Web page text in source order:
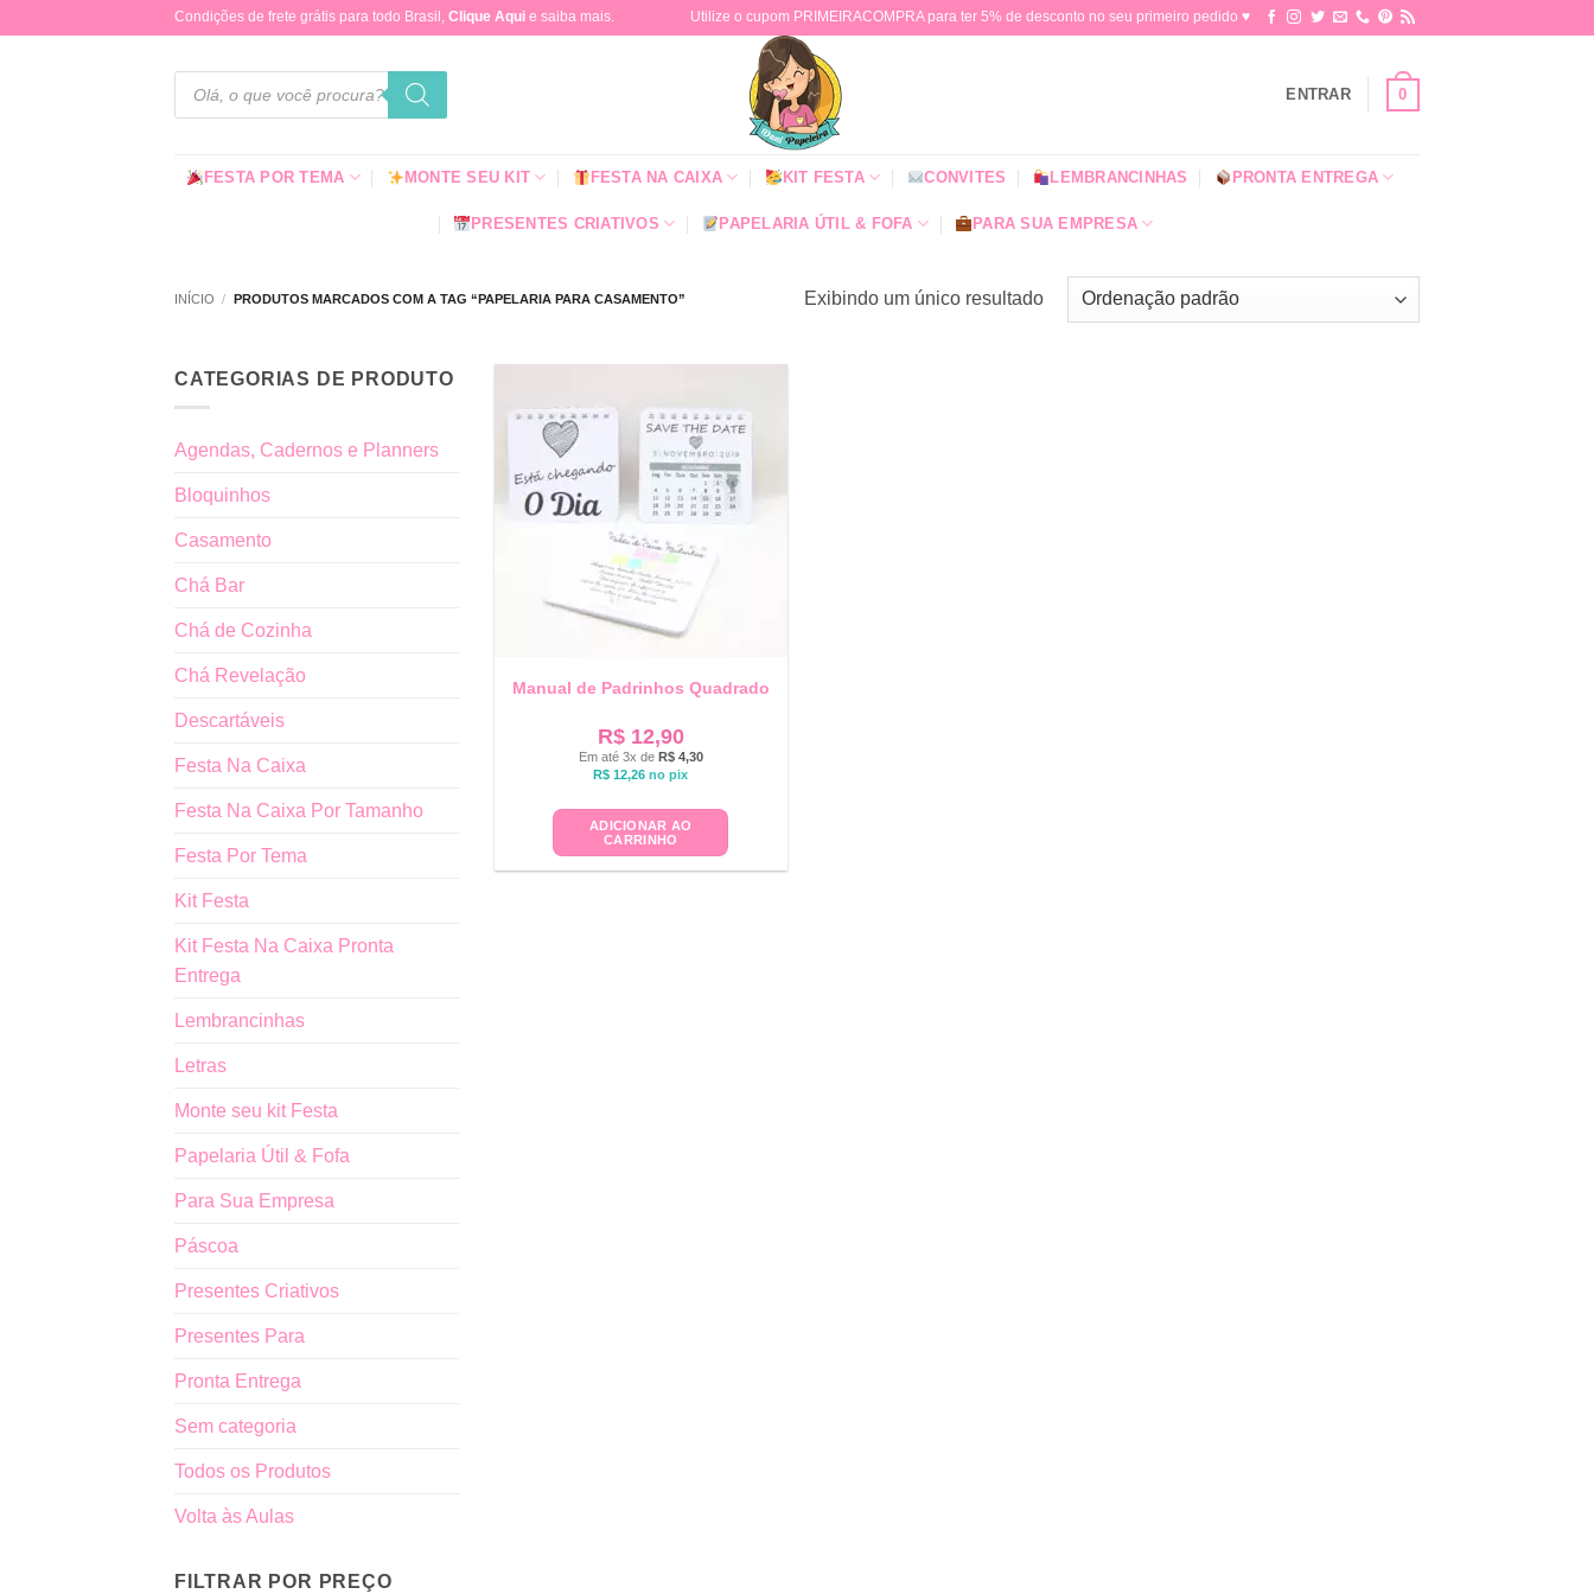
Condições de frete grátis para todo Brasil, Clique Aqui e saiba mais. Utilize o cupom PRIMEIRACOMPRA para ter 5% de desconto no seu primeiro pedido ♥​
Pesquisar
produtos
ENTRAR 0
FESTA POR TEMA MONTE SEU KIT FESTA NA CAIXA KIT FESTA CONVITES LEMBRANCINHAS PRONTA ENTREGA
PRESENTES CRIATIVOS PAPELARIA ÚTIL & FOFA PARA SUA EMPRESA
INÍCIO / PRODUTOS MARCADOS COM A TAG “PAPELARIA PARA CASAMENTO” Exibindo um único resultado
CATEGORIAS DE PRODUTO
Agendas, Cadernos e Planners
Bloquinhos
Casamento
Chá Bar
Chá de Cozinha
Chá Revelação
Descartáveis
Festa Na Caixa
Festa Na Caixa Por Tamanho
Festa Por Tema
Kit Festa
Kit Festa Na Caixa Pronta
Entrega
Lembrancinhas
Letras
Monte seu kit Festa
Papelaria Útil & Fofa
Para Sua Empresa
Páscoa
Presentes Criativos
Presentes Para
Pronta Entrega
Sem categoria
Todos os Produtos
Volta às Aulas
FILTRAR POR PREÇO
Manual de Padrinhos Quadrado
R$12,90
Em até 3x de R$4,30
R$ 12,26 no pix
ADICIONAR AO
CARRINHO